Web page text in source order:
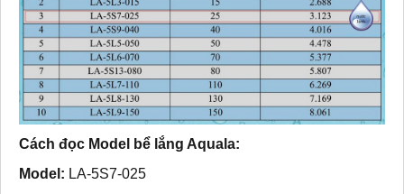
Cách đọc Model bể lắng Aquala:
Model: LA-5S7-025